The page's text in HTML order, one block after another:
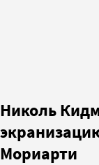
Николь
Мориарти